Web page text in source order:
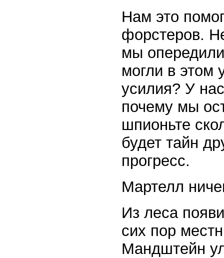
Нам это
форстеров.
мы
могли в этом
усилия? У
почему мы
шпионьте
будет тайн
прогресс.
Мартелл
Из леса
сих пор
Мандштейн